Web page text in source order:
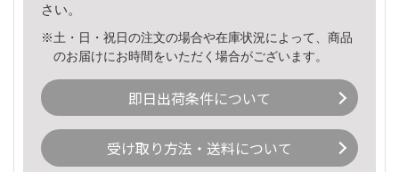
さい。
※土・日・祝日の注文の場合や在庫状況によって、商品
のお届けにお時間をいただく場合がございます。
即日出荷条件について
受け取り方法・送料について